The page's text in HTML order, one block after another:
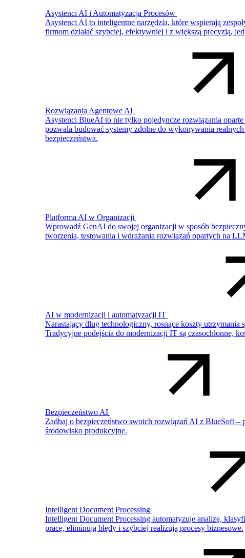
Asystenci AI i Automatyzacja Procesów
Asystenci AI to inteligentne narzędzia, które wspierają
firmom działać szybciej, efektywniej i z większą precyzją,
Rozwiązania Agentowe AI
Asystenci BlueAI to nie tylko pojedyncze rozwiązania
pozwala budować systemy zdolne do wykonywania
bezpieczeństwa.
Platforma AI w Organizacji
Wprowadź GenAI do swojej organizacji w sposób
tworzenia, testowania i wdrażania rozwiązań opartych na
AI w modernizacji i automatyzacji IT
Narastający dług technologiczny, rosnące koszty
Tradycyjne podejścia do modernizacji IT są czasochłonne,
Bezpieczeństwo AI
Zadbaj o bezpieczeństwo swoich rozwiązań AI z BlueSoft –
środowisko produkcyjne.
Intelligent Document Processing
Intelligent Document Processing automatyzuje analizę,
pracę, eliminują błędy i szybciej realizują procesy biznesowe.